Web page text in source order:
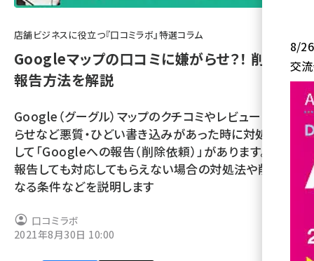
楽天 (1873)
アスクル (1122)
base (1079)
ビィ・フォアード (776)
店舗ビジネスに役立つ『口コミラボ』特選コラム
Googleマップの口コミに嫌がらせ？！ 削除や
報告方法を解説
Google（グーグル）マップのクチコミやレビューに嫌が
らせなど悪質・ひどい書き込みがあった時に対処法と
して「Googleへの報告（削除依頼）」があります。もし
報告しても対応してもらえない場合の対処法や削除に
なる条件などを説明します
口コミラボ
2021年8月30日 10:00
8/26
交